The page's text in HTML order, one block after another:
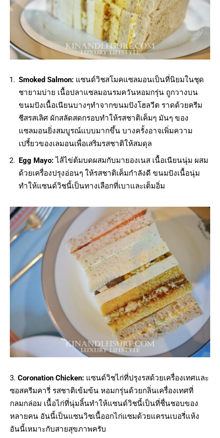
Smoked Salmon: แซนด์วิชสโมคแซลมอนเป็นที่นิยมในชุด
ชายามบ่าย เนื้อปลาแซลมอนรมควันหอมกรุ่น ถูกวางบน
ขนมปังเนื้อเนียนบางๆทำจากขนมปังโฮลวีต ราดด้วยครีม
ชีสรสเลิศ ผักสลัดสดกรอบทำให้รสชาติเค็มๆ มันๆ ของ
แซลมอนยิ่งสมบูรณ์แบบมากขึ้น บางครั้งอาจเพิ่มความ
เปรี้ยวของเลมอนเพื่อเสริมรสชาติให้สมดุล
Egg Mayo:ไส้ไข่ต้มบดผสมกับมายองเนส เนื้อเนียนนุ่ม ผสม
ด้วยเครื่องปรุงอ่อนๆ ให้รสชาติเค็มกำลังดี ขนมปังเนื้อนุ่ม
ทำให้แซนด์วิชนี้เป็นทางเลือกที่เบาและเต็มอิ่ม
3. Coronation Chicken: แซนด์วิชไก่ที่ปรุงรสด้วยเครื่องเทศและ
ซอสครีมคารี่ รสชาติเข้มข้น หอมกรุ่นด้วยกลิ่นเครื่องเทศที่
กลมกล่อม เนื้อไก่ที่นุ่มลิ้นทำให้แซนด์วิชนี้เป็นที่ชื่นชอบของ
หลายคน อันนี้เป็นแซนวิชเนื้ออกไก่แซมด้วยแครนเบอรี่แห้ง
อันนี้เหมาะกับสายสุขภาพครับ